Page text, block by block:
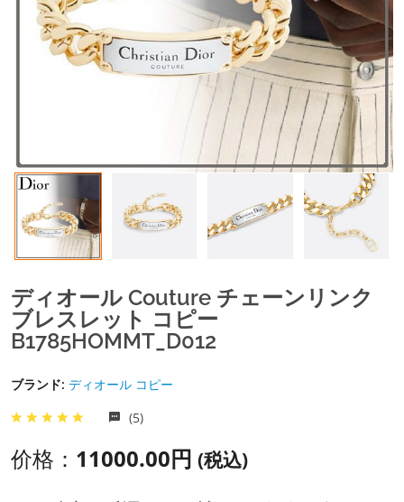
ディオール Couture チェーンリンク
ブレスレット コピー
B1785HOMMT_D012
ブランド: ディオール コピー
(5)
价格： 11000.00円 (税込)